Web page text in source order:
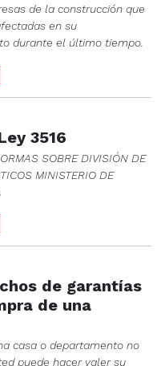
de la construcción que
en su
durante el último tiempo.
3516
SOBRE DIVISIÓN DE
MINISTERIO DE
de garantías
de una
casa o departamento no
puede hacer valer su